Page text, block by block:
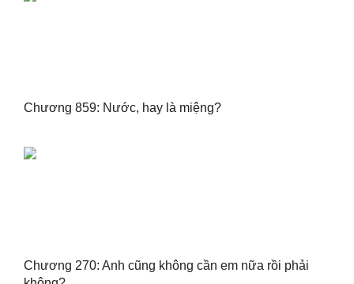
Chương 859: Nước, hay là miệng?
Chương 270: Anh cũng không cần em nữa rồi phải